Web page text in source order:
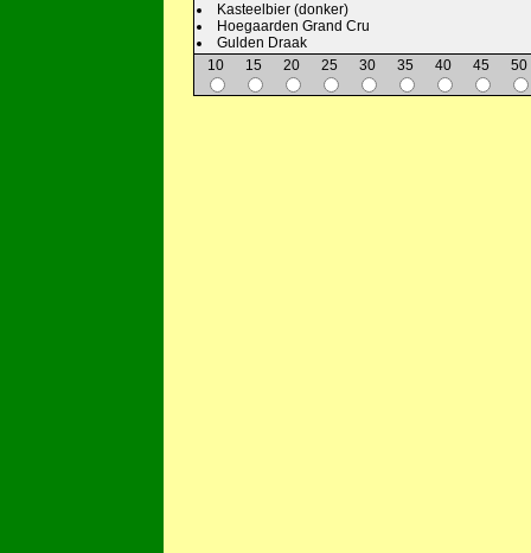
Kasteelbier (donker)
Hoegaarden Grand Cru
Gulden Draak
10
15 20 25 30 35 40 45 50